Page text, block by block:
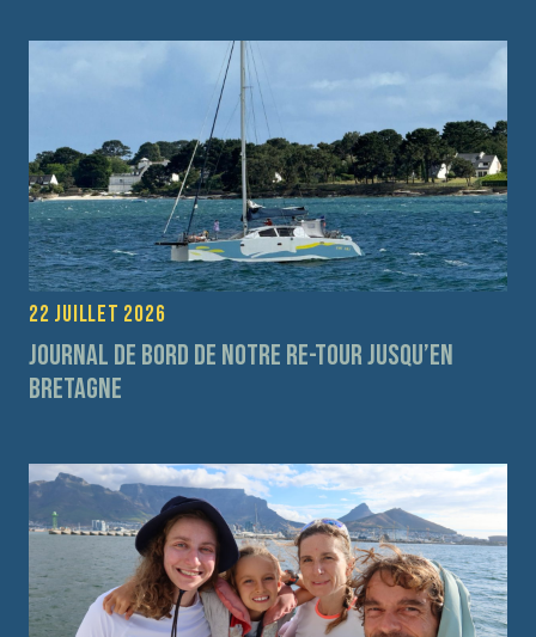
22 juillet 2026
Journal de bord de notre re-tour jusqu’en
Bretagne